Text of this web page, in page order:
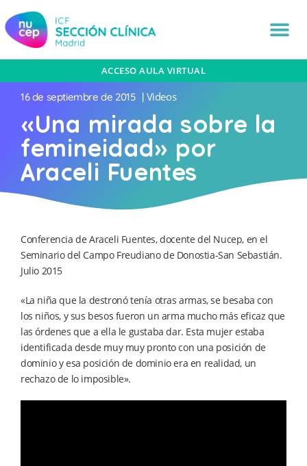
ACCESO AULA VIRTUAL
16 de septiembre de 2015 | Videos
«Una mirada sobre la
femineidad» por
Araceli Fuentes
Conferencia de Araceli Fuentes, docente del Nucep, en el
Seminario del Campo Freudiano de Donostia-San Sebastián.
Julio 2015
«La niña que la destronó tenía otras armas, se besaba con
los niños, y sus besos fueron un arma mucho más eficaz que
las órdenes que a ella le gustaba dar. Esta mujer estaba
identificada desde muy muy pronto con una posición de
dominio y esa posición de dominio era en realidad, un
rechazo de lo imposible».